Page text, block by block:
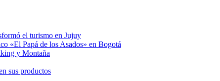
el turismo en Jujuy
«El Papá de los Asados» en Bogotá
y Montaña
sus productos